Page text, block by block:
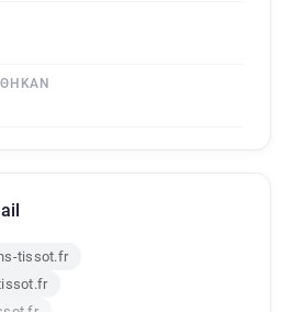
tissot.fr